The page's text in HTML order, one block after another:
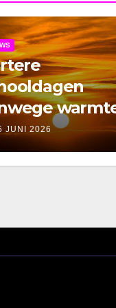
JUNI 2026